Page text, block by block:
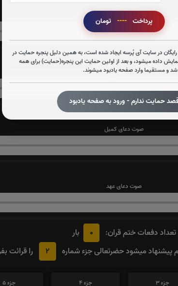
پرداخت ---- تومان
در سایت آی پُرسه ایجاد شده است، به همین دلیل پنجره حمایت در
داده میشود، و بعد از اولین حمایت این پنجره(حمایت) برای همه
و مستقیما وارد صفحه یادبود میشوند.
حمایت ندارم - ورود به صفحه یادبود
صوت دعای ندبه(فرهمند)
صوت دعای کمیل
صوت دعای عهد
تعداد دفعات ختم قران: 0
بار
میشود حضرتعالی جزء شماره
2 را قرائت
جزء 3
جزء 4
جزء 5